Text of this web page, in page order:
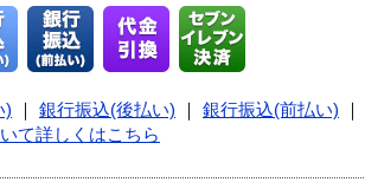
) 銀行振込(後払い) 銀行振込(前払い)
て詳しくはこちら